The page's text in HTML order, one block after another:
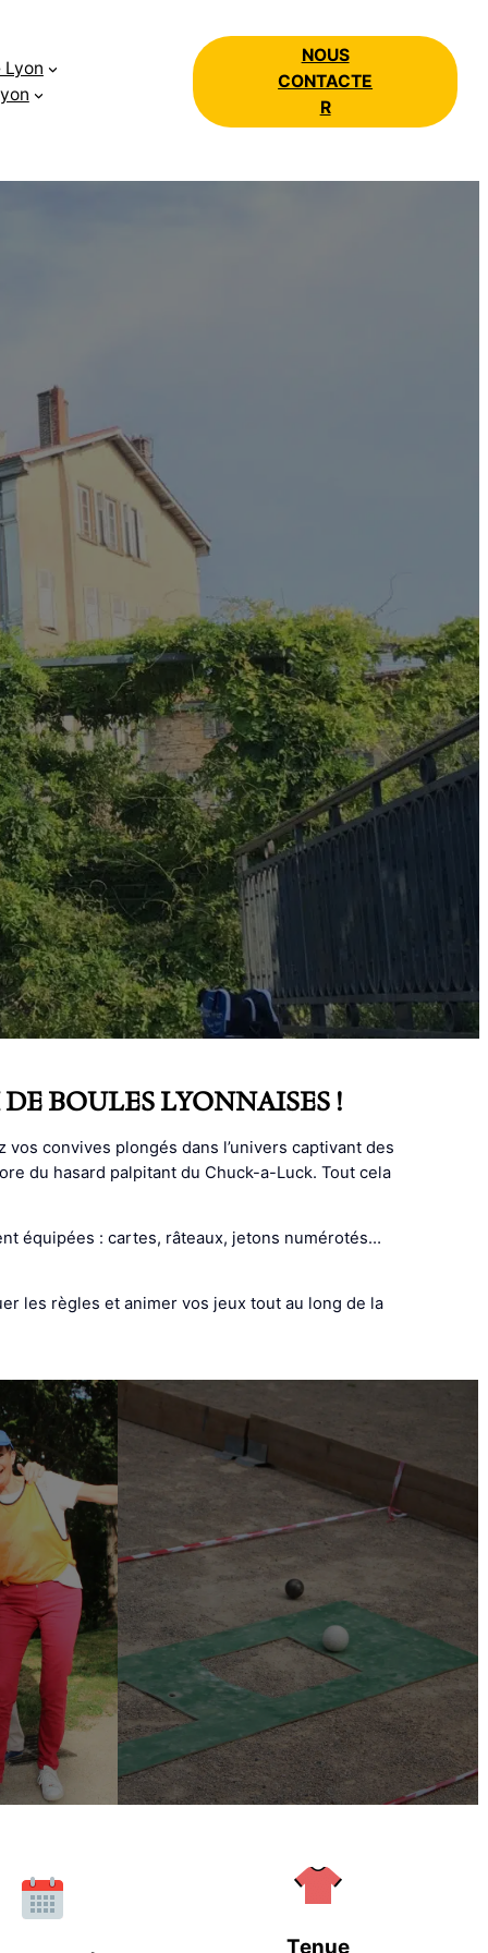
NOUS
CONTACTE
R
BOULES LYONNAISES !
convives plongés dans l’univers captivant des
du hasard palpitant du Chuck-a-Luck. Tout cela
équipées : cartes, râteaux, jetons numérotés…
les règles et animer vos jeux tout au long de la
Tenue